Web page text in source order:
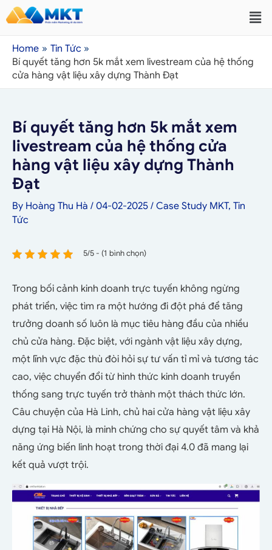
Home
Tin Tức
Bí quyết tăng hơn 5k mắt xem livestream của hệ thống
cửa hàng vật liệu xây dựng Thành Đạt
Bí quyết tăng hơn 5k mắt xem
livestream của hệ thống cửa
hàng vật liệu xây dựng Thành
Đạt
By Hoàng Thu Hà / 04-02-2025 / Case Study MKT, Tin
Tức
5/5 - (1 bình chọn)
Trong bối cảnh kinh doanh trực tuyến không ngừng
phát triển, việc tìm ra một hướng đi đột phá để tăng
trưởng doanh số luôn là mục tiêu hàng đầu của nhiều
chủ cửa hàng. Đặc biệt, với ngành vật liệu xây dựng,
một lĩnh vực đặc thù đòi hỏi sự tư vấn tỉ mỉ và tương tác
cao, việc chuyển đổi từ hình thức kinh doanh truyền
thống sang trực tuyến trở thành một thách thức lớn.
Câu chuyện của Hà Linh, chủ hai cửa hàng vật liệu xây
dựng tại Hà Nội, là minh chứng cho sự quyết tâm và khả
năng ứng biến linh hoạt trong thời đại 4.0 đã mang lại
kết quả vượt trội.